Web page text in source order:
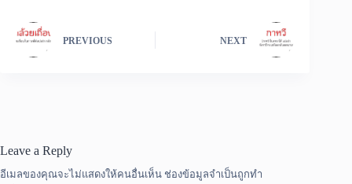
PREVIOUS NEXT
Leave a Reply
อีเมลของคุณจะไม่แสดงให้คนอื่นเห็น ช่องข้อมูลจำเป็นถูกทำ